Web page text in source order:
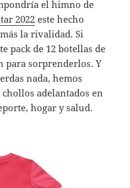
el himno de
2022este hecho
la rivalidad. Si
pack de 12 botellas de
para sorprenderlos. Y
nada, hemos
adelantados en
hogar y salud.